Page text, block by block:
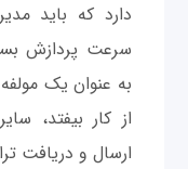
دارد که باید
ارسال و دریافت